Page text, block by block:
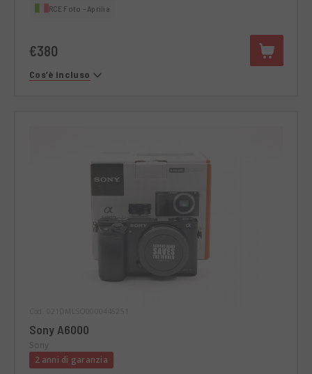
RCE Foto - Aprilia
€380
Cos’è incluso
Sony A6000
2 anni di garanzia